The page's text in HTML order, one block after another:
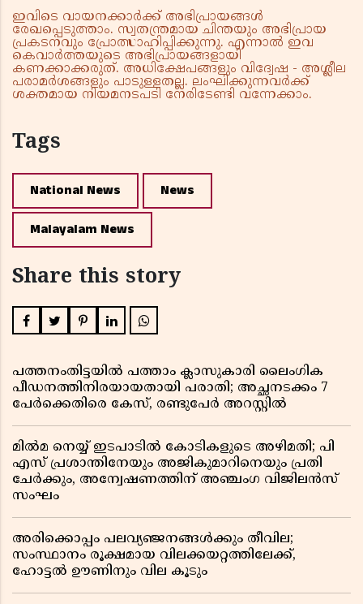
ഇവിടെ വായനക്കാർക്ക് അഭിപ്രായങ്ങൾ
രേഖപ്പെടുത്താം. സ്വതന്ത്രമായ ചിന്തയും അഭിപ്രായ
പ്രകടനവും പ്രോത്സാഹിപ്പിക്കുന്നു. എന്നാൽ ഇവ
കെവാർത്തയുടെ അഭിപ്രായങ്ങളായി
കണക്കാക്കരുത്. അധിക്ഷേപങ്ങളും വിദ്വേഷ - അശ്ലീല
പരാമർശങ്ങളും പാടുള്ളതല്ല. ലംഘിക്കുന്നവർക്ക്
ശക്തമായ നിയമനടപടി നേരിടേണ്ടി വന്നേക്കാം.
Tags
National News News
Malayalam News
Share this story
പത്തനംതിട്ടയിൽ പത്താം ക്ലാസുകാരി ലൈംഗിക
പീഡനത്തിനിരയായതായി പരാതി; അച്ഛനടക്കം 7
പേർക്കെതിരെ കേസ്, രണ്ടുപേർ അറസ്റ്റിൽ
മിൽമ നെയ്യ് ഇടപാടിൽ കോടികളുടെ അഴിമതി; പി
എസ് പ്രശാന്തിനേയും അജികുമാറിനെയും പ്രതി
ചേർക്കും, അന്വേഷണത്തിന് അഞ്ചംഗ വിജിലൻസ്
സംഘം
അരിക്കൊപ്പം പലവ്യഞ്ജനങ്ങൾക്കും തീവില;
സംസ്ഥാനം രൂക്ഷമായ വിലക്കയറ്റത്തിലേക്ക്,
ഹോട്ടൽ ഊണിനും വില കൂടും